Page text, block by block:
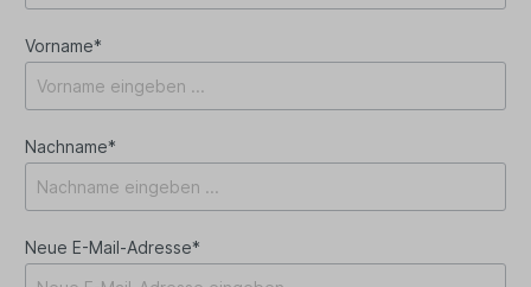
Vorname*
Nachname*
Neue E-Mail-Adresse*